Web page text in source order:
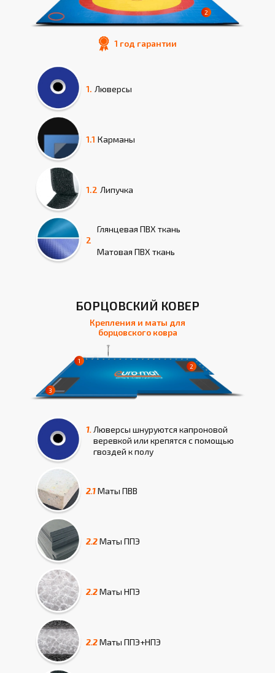
1 год гарантии
1. Люверсы
1.1 Карманы
1.2 Липучка
2
Глянцевая ПВХ ткань
Матовая ПВХ ткань
БОРЦОВСКИЙ КОВЕР
Крепления и маты для
борцовского ковра
1.Люверсы шнуруются капроновой
веревкой или крепятся с помощью
гвоздей к полу
2.1Маты ПВВ
2.2Маты ППЭ
2.2Маты НПЭ
2.2Маты ППЭ+НПЭ